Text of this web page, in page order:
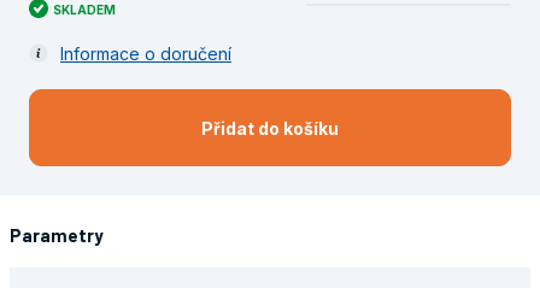
SKLADEM
Informace o doručení
Přidat do košíku
Parametry